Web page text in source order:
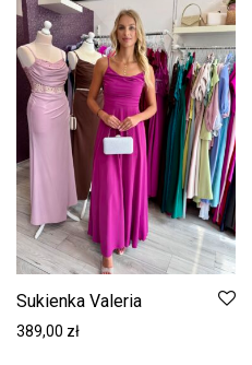
Sukienka Valeria
389,00 zł